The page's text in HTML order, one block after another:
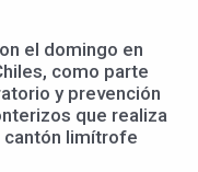
el domingo en
como parte
y prevención
que realiza
cantón limítrofe